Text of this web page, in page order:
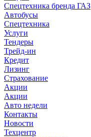
Спецтехника бренда ГАЗ
Автобусы
Спецтехника
Услуги
Тендеры
Трейд-ин
Кредит
Лизинг
Страхование
Акции
Акции
Авто недели
Контакты
Новости
Техцентр